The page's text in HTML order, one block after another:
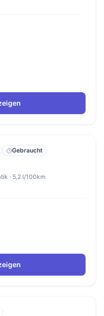
Gebraucht
· 5,2 l/100km